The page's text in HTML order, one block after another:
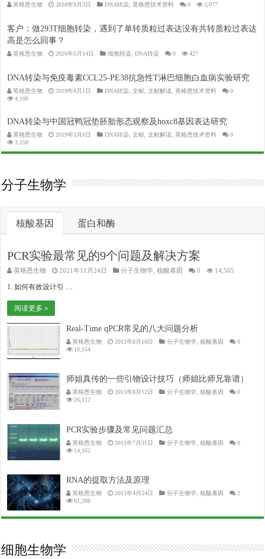
英格恩生物 2018年9月3日 DNA转染 ,英格恩技术资料 0 3,077
客户：做293T细胞转染，遇到了单转质粒过表达没有共转质粒过表达
高是怎么回事？
英格恩生物 2026年5月14日 细胞转染 ,DNA转染 0 427
DNA转染与免疫毒素CCL25-PE38抗急性T淋巴细胞白血病实验研究
英格恩生物 2019年8月1日 DNA转染 ,文献 ,文献解读 ,英格恩技术资料
0
4,106
DNA转染与中国冠鸭冠垫胚胎形态观察及hoxc8基因表达研究
英格恩生物 2019年3月6日 DNA转染 ,文献 ,文献解读 ,英格恩技术资料
0
3,158
分子生物学
核酸基因 蛋白和酶
PCR实验最常见的9个问题及解决方案
英格恩生物 2021年11月24日 分子生物学 ,核酸基因 0 14,505
1. 如何有效设计引 …
阅读更多 »
Real-Time qPCR常见的八大问题分析
英格恩生物 2015年8月18日 分子生物学 ,核酸基因
0
10,154
师姐真传的一些引物设计技巧（师姐比师兄靠谱）
英格恩生物 2015年8月12日 分子生物学 ,核酸基因
0
26,112
PCR实验步骤及常见问题汇总
英格恩生物 2015年7月31日 分子生物学 ,核酸基因
0
14,162
RNA的提取方法及原理
英格恩生物 2015年4月24日 分子生物学 ,核酸基因
2
61,208
细胞生物学